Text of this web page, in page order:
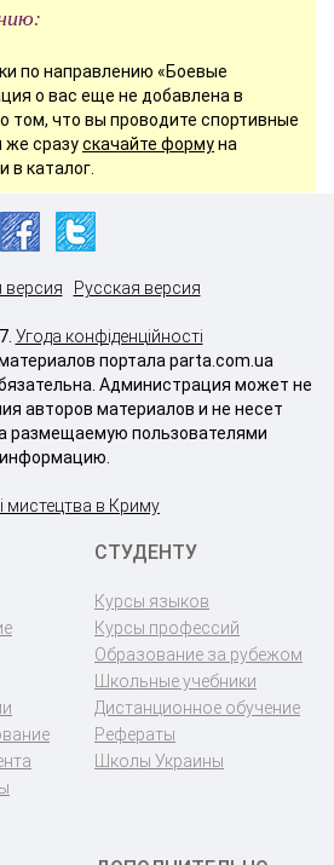
по направлению «Боевые
о вас еще не добавлена в
о том, что вы проводите спортивные
же сразускачайте формуна
в каталог.
версия Русская версия
Угода конфіденційності
портала parta.com.ua
Администрация может не
авторов материалов и не несет
размещаемую пользователями
информацию.
мистецтва в Криму
СТУДЕНТУ
Курсы языков
Курсы профессий
Образование за рубежом
Школьные учебники
Дистанционное обучение
Рефераты
Школы Украины